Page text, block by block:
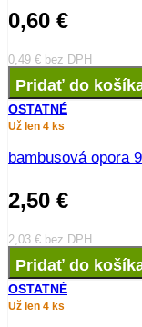
0,60 €
0,49 € bez DPH
Pridať do
OSTATNÉ
Už len 4 ks
bambusová opora
2,50 €
2,03 € bez DPH
Pridať do
OSTATNÉ
Už len 4 ks